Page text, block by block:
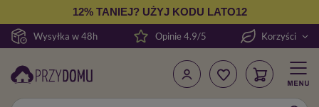
Wysyłka w 48h
12% TANIEJ? UŻYJ KODU LATO12
Opinie 4.9/5 Korzyści